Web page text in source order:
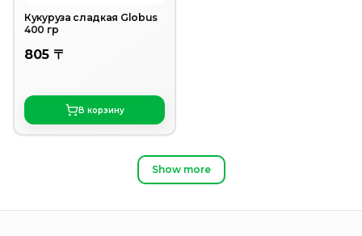
Кукуруза сладкая Globus
400 гр
805 〒
В корзину
Show more